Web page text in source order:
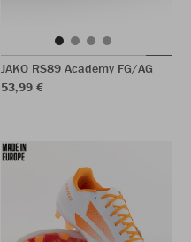
JAKO RS89 Academy FG/AG
53,99 €